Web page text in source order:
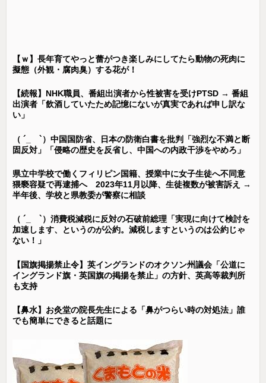
【ｗ】長年育てやっと蕾がつき楽しみにしてたら動物の死肉に
擬態（外観・腐肉臭）する花が！
【続報】NHK職員、番組出演者から性被害を受けPTSD → 番組
出演者「飲酒していたため記憶にないが真実であれば申し訳な
い」
（ ´_ゝ`）中国国防省、日本の防衛白書を批判「強烈な不満と断
固反対」「侵略の歴史を反省し、中国への内政干渉をやめろ」
県立中学校で働くフィリピン国籍、授業中に女子生徒へ不同意
猥褻容疑で再逮捕へ 2023年11月以降、生徒複数が被害訴え →
半年後、学校と県教委が警察に相談
（ ´_ゝ`）消費税減税に反対の石破前総理「実現に向けて検討を
加速します、というのが公約。減税しますというのは公約じゃ
ない！」
【国旗掲揚禁止令】英イングランドのオクソン州議会「公道に
イングランド旗・英国旗の掲揚を禁止」の方針、英高等裁判所
も支持
【鼻水】お灸堂の院長先生による「鼻がつらい時の対処法」誰
でも簡単にできると話題に